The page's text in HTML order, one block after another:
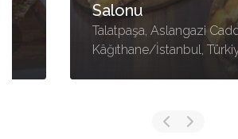
Salonu
Talatpaşa, Aslangazi Caddesi
Kâğıthane/İstanbul, Türkiye